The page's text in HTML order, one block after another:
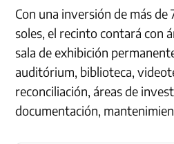
Con una inversión de más de
soles, el recinto contará con
sala de exhibición
auditórium, biblioteca,
reconciliación, áreas de
documentación,